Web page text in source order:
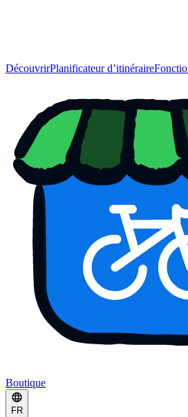
DécouvrirPlanificateur d’itinéraire
Boutique
FR